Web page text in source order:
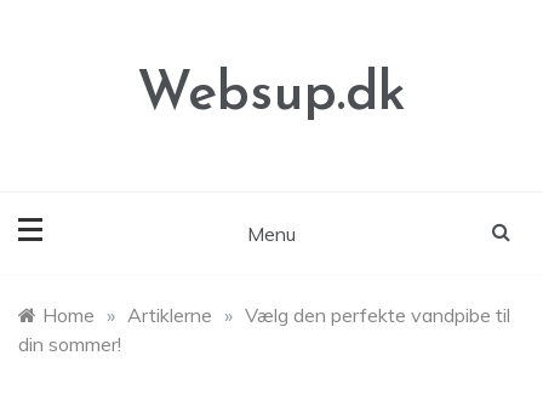
Websup.dk
Menu
Home » Artiklerne » Vælg den perfekte vandpibe til
din sommer!